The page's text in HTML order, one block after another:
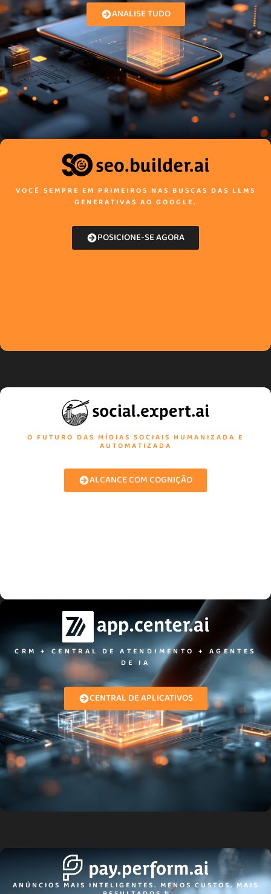
ANALISE TUDO
VOCÊ SEMPRE EM PRIMEIROS NAS BUSCAS DAS LLMS
GENERATIVAS AO GOOGLE.
POSICIONE-SE AGORA
O FUTURO DAS MÍDIAS SOCIAIS HUMANIZADA E
AUTOMATIZADA
ALCANCE COM COGNIÇÃO
CRM + CENTRAL DE ATENDIMENTO + AGENTES
DE IA​
CENTRAL DE APLICATIVOS
ANÚNCIOS MAIS INTELIGENTES. MENOS CUSTOS. MAIS